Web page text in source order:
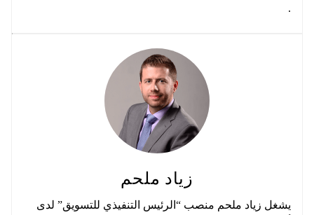
.
زياد ملحم
يشغل زياد ملحم منصب “الرئيس التنفيذي للتسويق” لدى